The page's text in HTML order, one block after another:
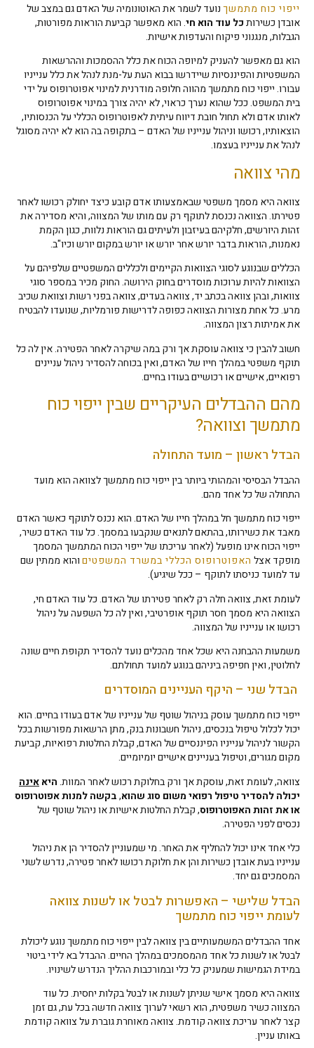
ייפוי כוח מתמשךנועד לשמר את האוטונומיה של האדם גם במצב של
אובדן כשירותכל עוד הוא חי. הוא מאפשר קביעת הוראות מפורטות,
הגבלות, מנגנוני פיקוח והעדפות אישיות.
הוא גם מאפשר להעניק למיופה הכוח את כלל ההסמכות וההרשאות
המשפטיות והפיננסיות שיידרשו בבוא העת על-מנת לנהל את כלל ענייניו
עבורו. ייפוי כוח מתמשך מהווה חלופה מודרנית למינוי אפוטרופוס על ידי
בית המשפט. ככל שהוא נערך כראוי, לא יהיה צורך במינוי אפוטרופוס
לאותו אדם ולא תחול חובת דיווח עיתית לאפוטרופוס הכללי על הכנסותיו,
הוצאותיו, רכושו וניהול ענייניו של האדם – בתקופה בה הוא לא יהיה מסוגל
לנהל את ענייניו בעצמו.
מהי צוואה
צוואה היא מסמך משפטי שבאמצעותו אדם קובע כיצד יחולק רכושו לאחר
פטירתו. הצוואה נכנסת לתוקף רק עם מותו של המצווה, והיא מסדירה את
זהות היורשים, חלקיהם בעיזבון ולעיתים גם הוראות נלוות, כגון הקמת
נאמנות, הוראות בדבר יורש אחר יורש או יורש במקום יורש וכיו"ב.
הכללים שבנוגע לסוגי הצוואות הקיימים ולכללים המשפטיים שלפיהם על
הצוואות להיות ערוכות מוסדרים בחוק הירושה. החוק מכיר במספר סוגי
צוואות, ובהן צוואה בכתב יד, צוואה בעדים, צוואה בפני רשות וצוואת שכיב
מרע. כל אחת מצורות הצוואה כפופה לדרישות פורמליות, שנועדו להבטיח
את אמיתות רצון המצווה.
חשוב להבין כי צוואה עוסקת אך ורק במה שיקרה לאחר הפטירה. אין לה כל
תוקף משפטי במהלך חייו של האדם, ואין בכוחה להסדיר ניהול עניינים
רפואיים, אישיים או רכושיים בעודו בחיים.
מהם ההבדלים העיקריים שבין ייפוי כוח
מתמשך וצוואה?
הבדל ראשון – מועד התחולה
ההבדל הבסיסי והמהותי ביותר בין ייפוי כוח מתמשך לצוואה הוא מועד
התחולה של כל אחד מהם.
ייפוי כוח מתמשך חל במהלך חייו של האדם. הוא נכנס לתוקף כאשר האדם
מאבד את כשירותו, בהתאם לתנאים שנקבעו במסמך. כל עוד האדם כשיר,
ייפוי הכוח אינו מופעל (לאחר עריכתו של ייפוי הכוח המתמשך המסמך
מופקד אצלהאפוטרופוס הכללי במשרד המשפטיםוהוא ממתין שם
עד למועד כניסתו לתוקף – ככל שיגיע).
לעומת זאת, צוואה חלה רק לאחר פטירתו של האדם. כל עוד האדם חי,
הצוואה היא מסמך חסר תוקף אופרטיבי, ואין לה כל השפעה על ניהול
רכושו או ענייניו של המצווה.
משמעות ההבחנה היא שכל אחד מהכלים נועד להסדיר תקופת חיים שונה
לחלוטין, ואין חפיפה ביניהם בנוגע למועד תחולתם.
הבדל שני – היקף העניינים המוסדרים
ייפוי כוח מתמשך עוסק בניהול שוטף של ענייניו של אדם בעודו בחיים. הוא
יכול לכלול טיפול בנכסים, ניהול חשבונות בנק, מתן הרשאות מפורשות בכל
הקשור לניהול ענייניו הפיננסיים של האדם, קבלת החלטות רפואיות, קביעת
מקום מגורים, וטיפול בעניינים אישיים יומיומיים.
צוואה, לעומת זאת, עוסקת אך ורק בחלוקת רכוש לאחר המוות.היאאינה
יכולה להסדיר טיפול רפואי משום סוג שהוא,בקשה למנות אפוטרופוס
או את זהות האפוטרופוס, קבלת החלטות אישיות או ניהול שוטף של
נכסים לפני הפטירה.
כלי אחד אינו יכול להחליף את האחר. מי שמעוניין להסדיר הן את ניהול
ענייניו בעת אובדן כשירות והן את חלוקת רכושו לאחר פטירה, נדרש לשני
המסמכים גם יחד.
הבדל שלישי – האפשרות לבטל או לשנות צוואה
לעומת ייפוי כוח מתמשך
אחד ההבדלים המשמעותיים בין צוואה לבין ייפוי כוח מתמשך נוגע ליכולת
לבטל או לשנות כל אחד מהמסמכים במהלך החיים. ההבדל בא לידי ביטוי
במידת הגמישות שמעניק כל כלי ובמורכבות ההליך הנדרש לשינויו.
צוואה היא מסמך אישי שניתן לשנות או לבטל בקלות יחסית. כל עוד
המצווה כשיר משפטית, הוא רשאי לערוך צוואה חדשה בכל עת, גם זמן
קצר לאחר עריכת צוואה קודמת. צוואה מאוחרת גוברת על צוואה קודמת
באותו עניין.